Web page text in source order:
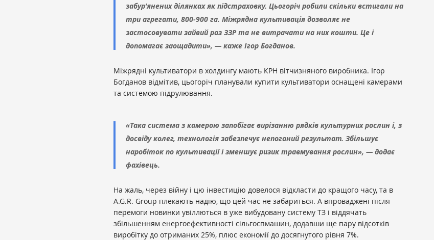
забур’янених ділянках як підстраховку. Цьогоріч робили скільки встигали на
три агрегати, 800-900 га. Міжрядна культивація дозволяє не
застосовувати зайвий раз ЗЗР та не витрачати на них кошти. Це і
допомагає заощадити», — каже Ігор Богданов.
Міжрядні культиватори в холдингу мають КРН вітчизняного виробника. Ігор
Богданов відмітив, цьогоріч планували купити культиватори оснащені камерами
та системою підрулювання.
«Така система з камерою запобігає вирізанню рядків культурних рослин і, з
досвіду колег, технологія забезпечує непоганий результат. Збільшує
наробіток по культивації і зменшує ризик травмування рослин», — додає
фахівець.
На жаль, через війну і цю інвестицію довелося відкласти до кращого часу, та в
A.G.R. Group плекають надію, що цей час не забариться. А впроваджені після
перемоги новинки увіллються в уже вибудовану систему ТЗ і віддячать
збільшенням енергоефективності сільгоспмашин, додавши ще пару відсотків
виробітку до отриманих 25%, плюс економії до досягнутого рівня 7%.